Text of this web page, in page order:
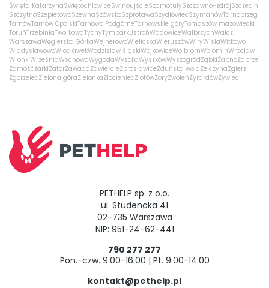
Święta KatarzynaŚwiętochłowiceŚwinoujścieSzamotułySzczawno-zdrójSzczecin
SzczytnoSzepietowoSzewnaSzówskoSzprotawaSzydłowiecSzymanówTarnobrzeg
TarnówTarnów OpolskiTarnowo PodgórneTarnowskie góryTomaszów mazowiecki
ToruńTrzebiniaTworkowaTychyTymbarkUstrońWadowiceWałbrzychWałcz
WarszawaWęgierska GórkaWejherowoWieliczkaWieruszówWiryWisłaWitkowo
WładysławowoWłocławekWodzisław śląskiWojkowiceWolbromWołominWrocław
WronkiWrześniaWschowaWygodaWysokaWyszkówWyszogródZąbkiŻabnoZabrze
ZamośćżarkiZatorZawadaZawiercieZbrosławiceZduńska wolaZelczynaZgierz
ZgorzelecZielona góraZielonkaZłocieniecZłotówŻoryZwoleńŻyrardówŻywiec
PETHELP sp. z o.o.
ul. Studencka 41
02-735 Warszawa
NIP: 951-24-62-441
790 277 277
Pon.-czw. 9:00-16:00 | Pt. 9:00-14:00
kontakt@pethelp.pl